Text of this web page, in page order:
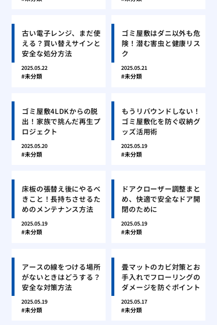
古い電子レンジ、まだ使
える？買い替えサインと
安全な処分方法
2025.05.22
未分類
ゴミ屋敷はダニ以外も危
険！潜む害虫と健康リス
ク
2025.05.21
未分類
ゴミ屋敷4LDKからの脱
出！家族で挑んだ再生プ
ロジェクト
2025.05.20
未分類
もうリバウンドしない！
ゴミ屋敷化を防ぐ収納グ
ッズ活用術
2025.05.19
未分類
床板の張替え後にやるべ
きこと！長持ちさせるた
めのメンテナンス方法
2025.05.19
未分類
ドアクローザー調整まと
め、快適で安全なドア開
閉のために
2025.05.19
未分類
アースの線をつける場所
がないときはどうする？
安全な対策方法
2025.05.19
未分類
畳マットのカビ対策とお
手入れでフローリングの
ダメージを防ぐポイント
2025.05.17
未分類